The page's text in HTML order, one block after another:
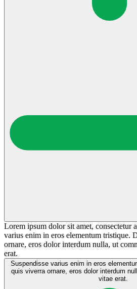
Lorem ipsum dolor sit amet, consectetur
varius enim in eros elementum tristique.
ornare, eros dolor interdum nulla, ut
erat.
Suspendisse varius enim in eros
quis viverra ornare, eros dolor interdum
vitae erat.